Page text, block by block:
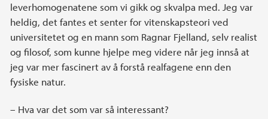
leverhomogenatene som vi gikk og skvalpa med. Jeg var
heldig, det fantes et senter for vitenskapsteori ved
universitetet og en mann som Ragnar Fjelland, selv realist
og filosof, som kunne hjelpe meg videre når jeg innså at
jeg var mer fascinert av å forstå realfagene enn den
fysiske natur.
– Hva var det som var så interessant?